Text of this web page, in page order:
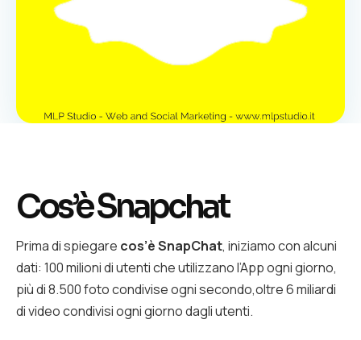
Cos’è Snapchat
Prima di spiegare cos’è SnapChat, iniziamo con alcuni
dati: 100 milioni di utenti che utilizzano l’App ogni giorno,
più di 8.500 foto condivise ogni secondo,oltre 6 miliardi
di video condivisi ogni giorno dagli utenti.